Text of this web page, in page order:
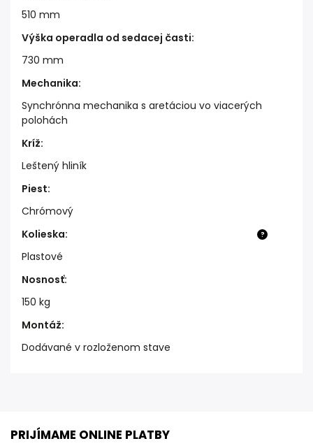
510 mm
Výška operadla od sedacej časti:
730 mm
Mechanika:
Synchrónna mechanika s aretáciou vo viacerých
polohách
Kríž:
Leštený hliník
Piest:
Chrómový
?
Kolieska:
Plastové
Nosnosť:
150 kg
Montáž:
Dodávané v rozloženom stave
PRIJÍMAME ONLINE PLATBY